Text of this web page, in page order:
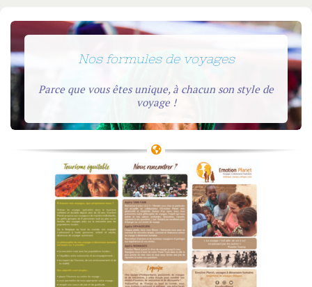
Nos formules de voyages
Parce que vous êtes unique, à chacun son style de
voyage !